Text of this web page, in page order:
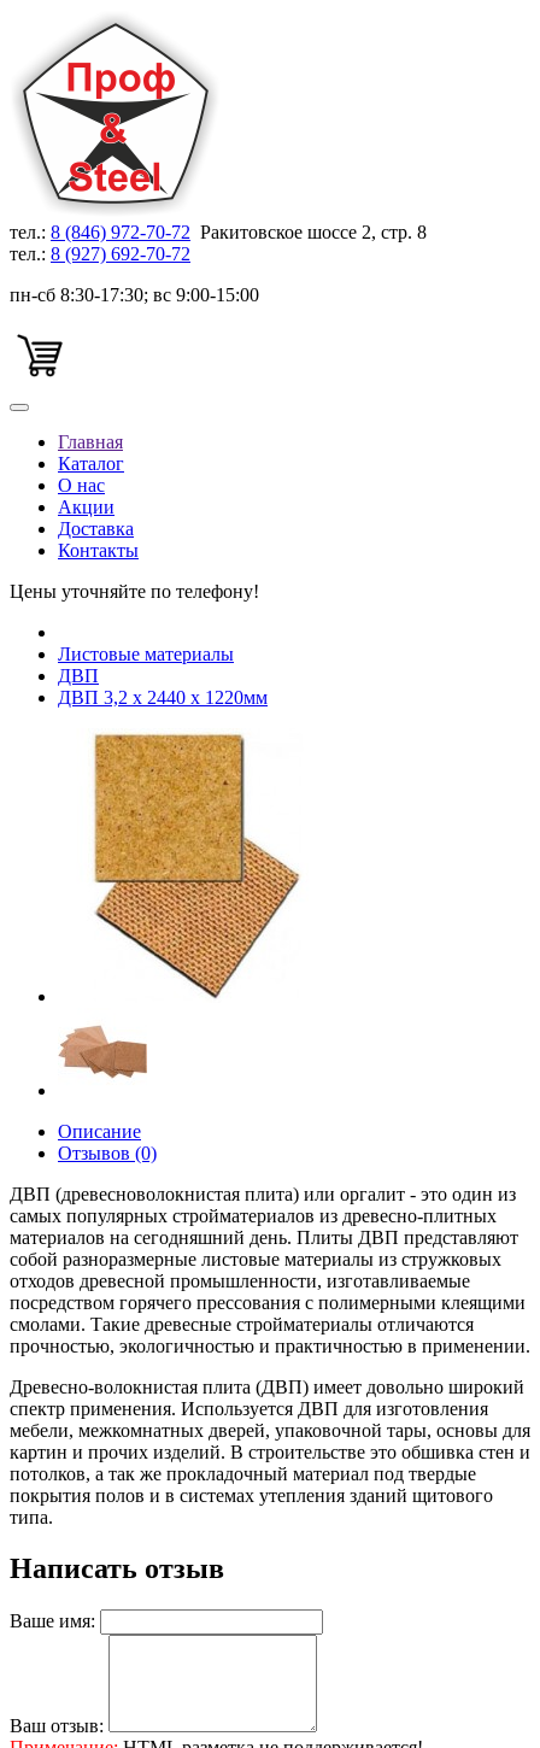
тел.: 8 (846) 972-70-72 Ракитовское шоссе 2, стр. 8
тел.: 8 (927) 692-70-72
пн-сб 8:30-17:30; вс 9:00-15:00
Главная
Каталог
О нас
Акции
Доставка
Контакты
Цены уточняйте по телефону!
Листовые материалы
ДВП
ДВП 3,2 х 2440 х 1220мм
Описание
Отзывов (0)
ДВП (древесноволокнистая плита) или оргалит - это один из
самых популярных стройматериалов из древесно-плитных
материалов на сегодняшний день. Плиты ДВП представляют
собой разноразмерные листовые материалы из стружковых
отходов древесной промышленности, изготавливаемые
посредством горячего прессования с полимерными клеящими
смолами. Такие древесные стройматериалы отличаются
прочностью, экологичностью и практичностью в применении.
Древесно-волокнистая плита (ДВП) имеет довольно широкий
спектр применения. Используется ДВП для изготовления
мебели, межкомнатных дверей, упаковочной тары, основы для
картин и прочих изделий. В строительстве это обшивка стен и
потолков, а так же прокладочный материал под твердые
покрытия полов и в системах утепления зданий щитового
типа.
Написать отзыв
Ваше имя:
Ваш отзыв: